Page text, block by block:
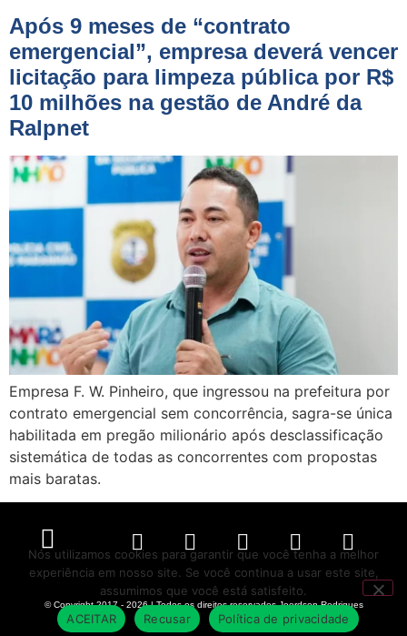
Após 9 meses de “contrato
emergencial”, empresa deverá vencer
licitação para limpeza pública por R$
10 milhões na gestão de André da
Ralpnet
Empresa F. W. Pinheiro, que ingressou na prefeitura por
contrato emergencial sem concorrência, sagra-se única
habilitada em pregão milionário após desclassificação
sistemática de todas as concorrentes com propostas
mais baratas.
© Copyright 2017 - 2026 | Todos os direitos reservados Joerdson Rodrigues
Nós utilizamos cookies para garantir que você tenha a melhor
experiência em nosso site. Se você continua a usar este site,
assumimos que você está satisfeito.
ACEITAR
Recusar Política de privacidade